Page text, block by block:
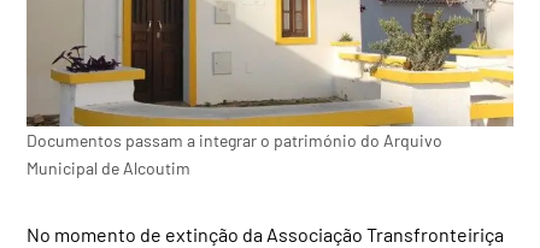
Documentos passam a integrar o património do Arquivo
Municipal de Alcoutim
No momento de extinção da Associação Transfronteiriça